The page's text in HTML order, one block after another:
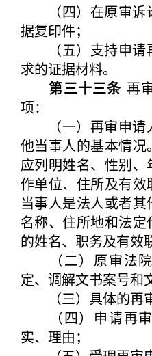
（四）在原审诉
据复印件；
（五）支持申请
求的证据材料。
第三十三条 再
项：
（一）再审申请
他当事人的基本情况
应列明姓名、性别
作单位、住所及有效
当事人是法人或者
名称、住所地和法
的姓名、职务及有效
（二）原审法院
定、调解文书案号和
（三）具体的再审
（四）申请再审
实、理由；